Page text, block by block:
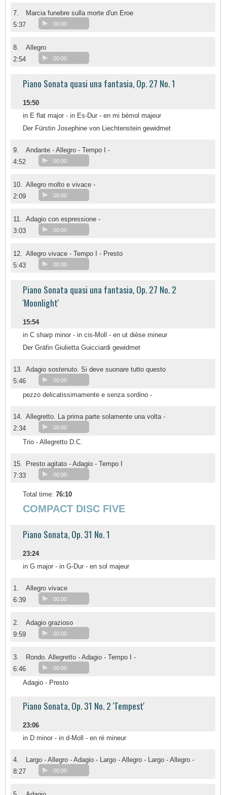
7.
Marcia funebre sulla morte d'un Eroe
5:37
00:00
8.
Allegro
2:54
00:00
Piano Sonata quasi una fantasia, Op. 27 No. 1
15:50
in E flat major - in Es-Dur - en mi bémol majeur
Der Fürstin Josephine von Liechtenstein gewidmet
9.
Andante - Allegro - Tempo I -
4:52
00:00
10. Allegro molto e vivace -
2:09
00:00
11. Adagio con espressione -
3:03
00:00
12. Allegro vivace - Tempo I - Presto
5:43
00:00
Piano Sonata quasi una fantasia, Op. 27 No. 2
'Moonlight'
15:54
in C sharp minor - in cis-Moll - en ut dièse mineur
Der Gräfin Giulietta Guicciardi gewidmet
13. Adagio sostenuto. Si deve suonare tutto questo
5:46
00:00
pezzo delicatissimamente e senza sordino -
14. Allegretto. La prima parte solamente una volta -
2:34
00:00
Trio - Allegretto D.C.
15.
Presto agitato - Adagio - Tempo I
7:33
00:00
Total time: 76:10
COMPACT DISC FIVE
Piano Sonata, Op. 31 No. 1
23:24
in G major - in G-Dur - en sol majeur
1.
Allegro vivace
6:39
00:00
2.
Adagio grazioso
9:59
00:00
3.
Rondo. Allegretto - Adagio - Tempo I -
6:46
00:00
Adagio - Presto
Piano Sonata, Op. 31 No. 2 'Tempest'
23:06
in D minor - in d-Moll - en ré mineur
4.
Largo - Allegro - Adagio - Largo - Allegro - Largo - Allegro -
8:27
00:00